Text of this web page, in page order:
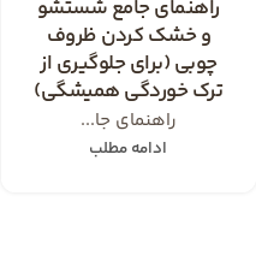
سرویس پذیرایی
راهنمای جامع شستشو
و خشک کردن ظروف
چوبی (برای جلوگیری از
ترک خوردگی همیشگی)
راهنمای جا...
ادامه مطلب